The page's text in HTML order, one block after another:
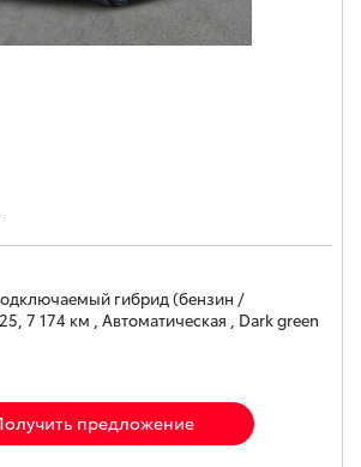
гибрид (бензин /
7 174 км , Автоматическая , Dark green
предложение